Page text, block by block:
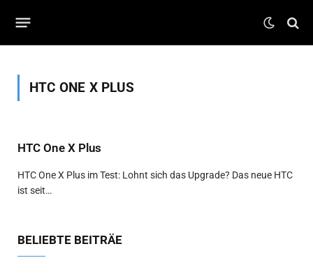
HTC ONE X PLUS
HTC One X Plus
HTC One X Plus im Test: Lohnt sich das Upgrade? Das neue HTC
ist seit…
BELIEBTE BEITRÄE